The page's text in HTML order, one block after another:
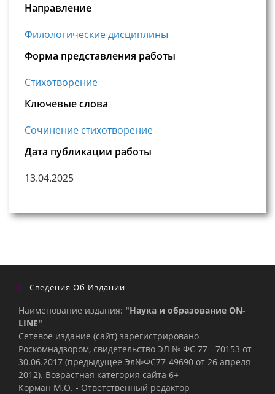
Направление
Филологические дисциплины
Форма представления работы
Стихотворение
Ключевые слова
Сочинение стихотворение
Дата публикации работы
13.04.2025
Сведения Об Издании
Наименование издания: "Наука и образование ON-
LINE"
Сетевое издание (сайт) зарегистрировано
Роскомнадзором, свидетельство ЭЛ № ФС 77 - 70153 от
30.06.2017 (предыдущее Эл№ФC77-49690 от 26 апреля
2012). Возрастная категория сайта 6+
Корман М.О. - Ответственный редактор